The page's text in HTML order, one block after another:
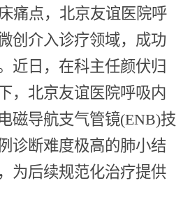
痛点，北京友谊医院呼
创介入诊疗领域，成功
近日，在科主任颜伏归
，北京友谊医院呼吸内
磁导航支气管镜(ENB)技
诊断难度极高的肺小结
为后续规范化治疗提供